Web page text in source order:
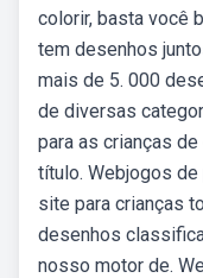
colorir, basta você
tem desenhos
mais de 5. 000
de diversas
para as crianças
título. Webjogos
site para crianças
desenhos
nosso motor de.